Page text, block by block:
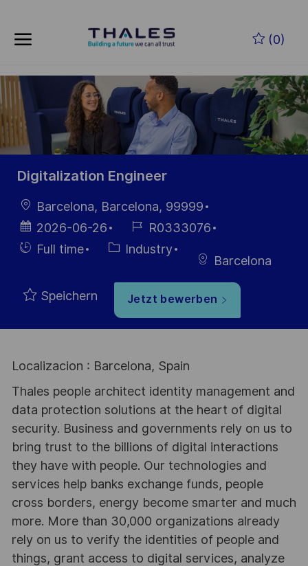
(0)
-
Digitalization Engineer
Ort
Barcelona, Barcelona, 99999
Datum der
Veröffentlichung
2026-06-26
Job-
ID
R0333076
Einstellunngstyp
Full time Kategorie
Industry
Barcelona
Speichern Jetzt bewerben
Localizacion : Barcelona, Spain
Thales people architect identity management and
data protection solutions at the heart of digital
security. Business and governments rely on us to
bring trust to the billions of digital interactions
they have with people. Our technologies and
services help banks exchange funds, people
cross borders, energy become smarter and much
more. More than 30,000 organizations already
rely on us to verify the identities of people and
things, grant access to digital services, analyze